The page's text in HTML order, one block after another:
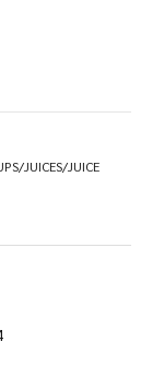
JUICES/JUICE